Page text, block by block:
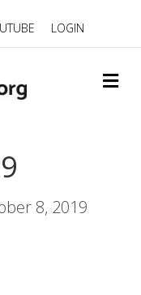
LOGIN
M
E
8, 2019